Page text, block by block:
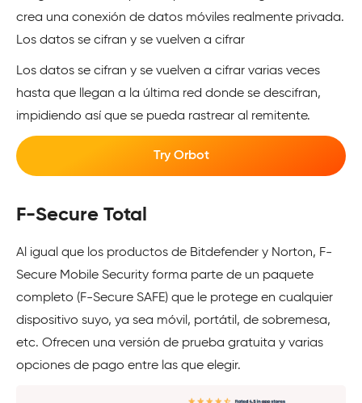
crea una conexión de datos móviles realmente privada.
Los datos se cifran y se vuelven a cifrar
Los datos se cifran y se vuelven a cifrar varias veces
hasta que llegan a la última red donde se descifran,
impidiendo así que se pueda rastrear al remitente.
Try Orbot
F-Secure Total
Al igual que los productos de Bitdefender y Norton, F-
Secure Mobile Security forma parte de un paquete
completo (F-Secure SAFE) que le protege en cualquier
dispositivo suyo, ya sea móvil, portátil, de sobremesa,
etc. Ofrecen una versión de prueba gratuita y varias
opciones de pago entre las que elegir.